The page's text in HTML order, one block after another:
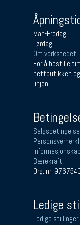
Man-Fredag:
Lørdag:
Om verkstedet
For å bestille
nettbutikken
linjen
Bærekraft
Org. nr:
Ledige
Ledige stillinger